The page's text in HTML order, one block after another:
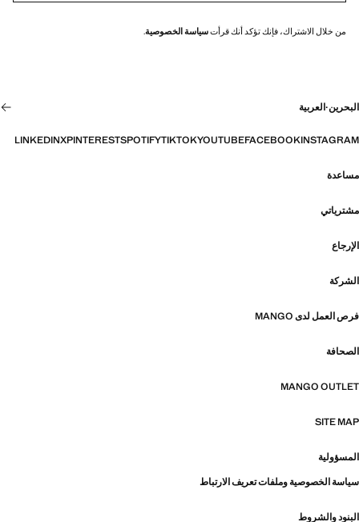
من خلال الاشتراك، فإنك تؤكد أنك قرأتسياسة الخصوصية.
البحرين·العربية
INSTAGRAM
FACEBOOK
YOUTUBE
TIKTOK
SPOTIFY
PINTEREST
X
LINKEDIN
مساعدة
مشترياتي
الإرجاع
الشركة
فرص العمل لدى MANGO
الصحافة
MANGO OUTLET
SITE MAP
المسؤولية
سياسة الخصوصية وملفات تعريف الارتباط
البنود والشروط